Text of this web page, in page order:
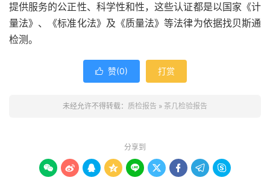
提供服务的公正性、科学性和性，这些认证都是以国家《计
量法》、《标准化法》及《质量法》等法律为依据找贝斯通
检测。
 赞(0) 打赏
未经允许不得转载： 质检报告 » 茶几检验报告
分享到
        